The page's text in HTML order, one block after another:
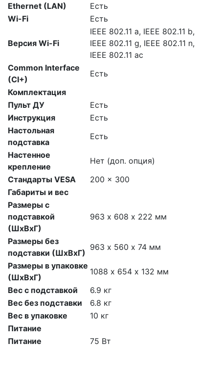
Ethernet (LAN)
Есть
Wi-Fi
Есть
Версия Wi-Fi
IEEE 802.11 a, IEEE 802.11 b,
IEEE 802.11 g, IEEE 802.11 n,
IEEE 802.11 ac
Common Interface
(CI+)
Есть
Комплектация
Пульт ДУ
Есть
Инструкция
Есть
Настольная
подставка
Есть
Настенное
крепление
Нет (доп. опция)
Стандарты VESA
200 x 300
Габариты и вес
Размеры с
подставкой
(ШхВхГ)
963 х 608 х 222 мм
Размеры без
подставки (ШхВхГ)
963 х 560 х 74 мм
Размеры в упаковке
(ШхВхГ)
1088 х 654 х 132 мм
Вес с подставкой
6.9 кг
Вес без подставки
6.8 кг
Вес в упаковке
10 кг
Питание
Питание
75 Вт